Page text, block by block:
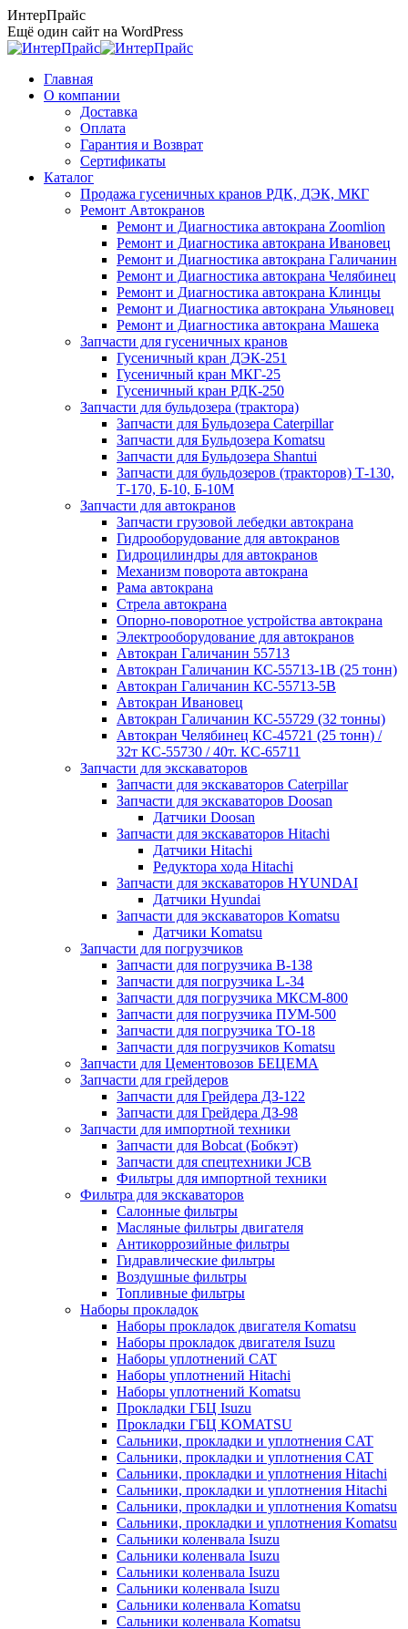
Перейти
к
содержанию
ИнтерПрайс
Ещё один сайт на WordPress
Главная
О компании
Доставка
Оплата
Гарантия и Возврат
Сертификаты
Каталог
Продажа гусеничных кранов РДК, ДЭК, МКГ
Ремонт Автокранов
Ремонт и Диагностика автокрана Zoomlion
Ремонт и Диагностика автокрана Ивановец
Ремонт и Диагностика автокрана Галичанин
Ремонт и Диагностика автокрана Челябинец
Ремонт и Диагностика автокрана Клинцы
Ремонт и Диагностика автокрана Ульяновец
Ремонт и Диагностика автокрана Машека
Запчасти для гусеничных кранов
Гусеничный кран ДЭК-251
Гусеничный кран МКГ-25
Гусеничный кран РДК-250
Запчасти для бульдозера (трактора)
Запчасти для Бульдозера Caterpillar
Запчасти для Бульдозера Komatsu
Запчасти для Бульдозера Shantui
Запчасти для бульдозеров (тракторов) Т-130,
Т-170, Б-10, Б-10М
Запчасти для автокранов
Запчасти грузовой лебедки автокрана
Гидрооборудование для автокранов
Гидроцилиндры для автокранов
Механизм поворота автокрана
Рама автокрана
Стрела автокрана
Опорно-поворотное устройства автокрана
Электрооборудование для автокранов
Автокран Галичанин 55713
Автокран Галичанин КС-55713-1В (25 тонн)
Автокран Галичанин КС-55713-5В
Автокран Ивановец
Автокран Галичанин КС-55729 (32 тонны)
Автокран Челябинец КС-45721 (25 тонн) /
32т КС-55730 / 40т. КС-65711
Запчасти для экскаваторов
Запчасти для экскаваторов Caterpillar
Запчасти для экскаваторов Doosan
Датчики Doosan
Запчасти для экскаваторов Hitachi
Датчики Hitachi
Редуктора хода Hitachi
Запчасти для экскаваторов HYUNDAI
Датчики Hyundai
Запчасти для экскаваторов Komatsu
Датчики Komatsu
Запчасти для погрузчиков
Запчасти для погрузчика B-138
Запчасти для погрузчика L-34
Запчасти для погрузчика МКСМ-800
Запчасти для погрузчика ПУМ-500
Запчасти для погрузчика ТО-18
Запчасти для погрузчиков Komatsu
Запчасти для Цементовозов БЕЦЕМА
Запчасти для грейдеров
Запчасти для Грейдера ДЗ-122
Запчасти для Грейдера ДЗ-98
Запчасти для импортной техники
Запчасти для Bobcat (Бобкэт)
Запчасти для спецтехники JCB
Фильтры для импортной техники
Фильтра для экскаваторов
Салонные фильтры
Масляные фильтры двигателя
Антикоррозийные фильтры
Гидравлические фильтры
Воздушные фильтры
Топливные фильтры
Наборы прокладок
Наборы прокладок двигателя Komatsu
Наборы прокладок двигателя Isuzu
Наборы уплотнений CAT
Наборы уплотнений Hitachi
Наборы уплотнений Komatsu
Прокладки ГБЦ Isuzu
Прокладки ГБЦ KOMATSU
Сальники, прокладки и уплотнения CAT
Сальники, прокладки и уплотнения CAT
Сальники, прокладки и уплотнения Hitachi
Сальники, прокладки и уплотнения Hitachi
Сальники, прокладки и уплотнения Komatsu
Сальники, прокладки и уплотнения Komatsu
Сальники коленвала Isuzu
Сальники коленвала Isuzu
Сальники коленвала Isuzu
Сальники коленвала Isuzu
Сальники коленвала Komatsu
Сальники коленвала Komatsu